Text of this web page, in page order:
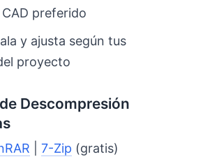
preferido
y ajusta según tus
proyecto
Descompresión
|7-Zip (gratis)